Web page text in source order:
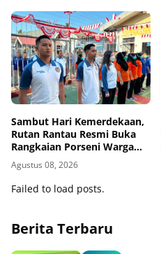
Sambut Hari Kemerdekaan,
Rutan Rantau Resmi Buka
Rangkaian Porseni Warga
Binaan
Agustus 08, 2026
Failed to load posts.
Berita Terbaru